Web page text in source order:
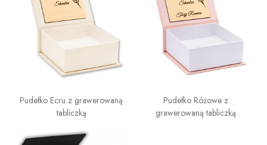
Pudełko Ecru z grawerowaną
tabliczką
Pudełko Różowe z
grawerowaną tabliczką